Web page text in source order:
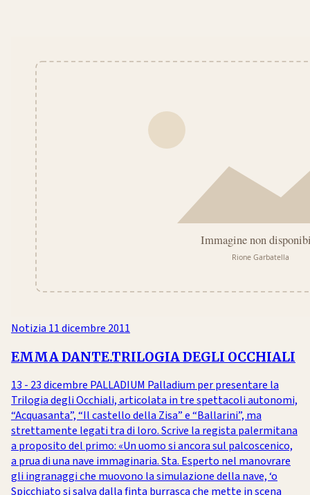
Notizia 11 dicembre 2011
EMMA DANTE.TRILOGIA DEGLI OCCHIALI
13 - 23 dicembre PALLADIUM Palladium per presentare la
Trilogia degli Occhiali, articolata in tre spettacoli autonomi,
“Acquasanta”, “Il castello della Zisa” e “Ballarini”, ma
strettamente legati tra di loro. Scrive la regista palermitana
a proposito del primo: «Un uomo si ancora sul palcoscenico,
a prua di una nave immaginaria. Sta. Esperto nel manovrare
gli ingranaggi che muovono la simulazione della nave, ‘o
Spicchiato si salva dalla finta burrasca che mette in scena